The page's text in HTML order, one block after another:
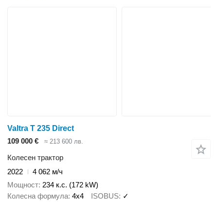
Valtra T 235 Direct
109 000 €
≈ 213 600 лв.
Колесен трактор
2022
4 062 м/ч
Мощност 234 к.с. (172 kW)
Колесна формула 4x4 ISOBUS ✓